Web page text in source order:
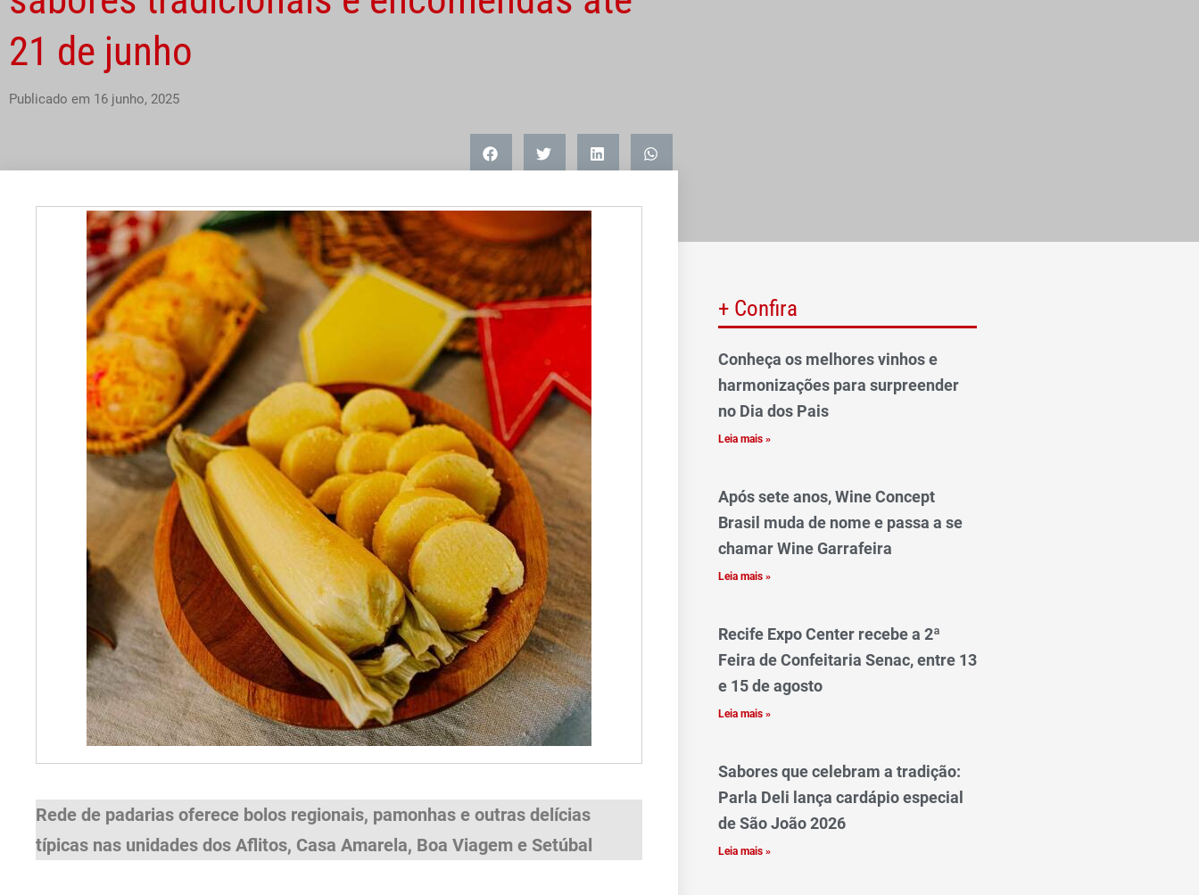
21 de junho
Publicado em 16 junho, 2025
Rede de padarias oferece bolos regionais, pamonhas e outras delícias
típicas nas unidades dos Aflitos, Casa Amarela, Boa Viagem e Setúbal
+ Confira
Conheça os melhores vinhos e
harmonizações para surpreender
no Dia dos Pais
Leia mais »
Após sete anos, Wine Concept
Brasil muda de nome e passa a se
chamar Wine Garrafeira
Leia mais »
Recife Expo Center recebe a 2ª
Feira de Confeitaria Senac, entre 13
e 15 de agosto
Leia mais »
Sabores que celebram a tradição:
Parla Deli lança cardápio especial
de São João 2026
Leia mais »